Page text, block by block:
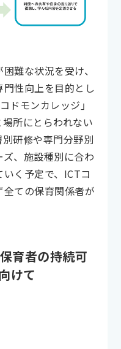
難な状況を受け、
性向上を目的とし
ドモンカレッジ」
所にとらわれない
研修や専門分野別
、施設種別に合わ
く予定で、ICTコ
全ての保育関係者が
育者の持続可
けて